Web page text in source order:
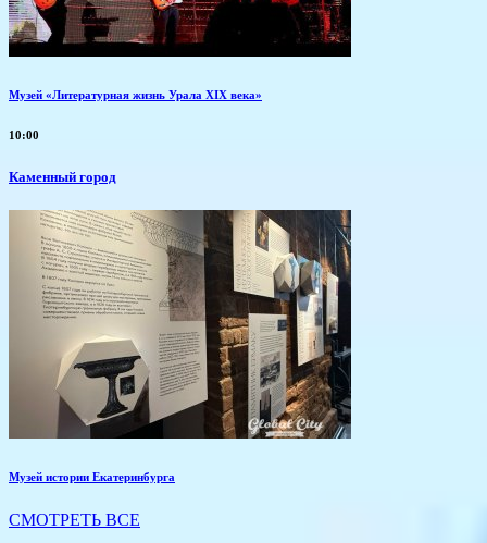
Музей «Литературная жизнь Урала XIX века»
10:00
Каменный город
Музей истории Екатеринбурга
СМОТРЕТЬ ВСЕ